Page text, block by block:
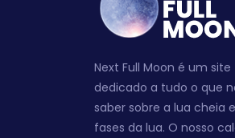
Next Full Moon é um site
dedicado a tudo o que
saber sobre a lua cheia
fases da lua. O nosso